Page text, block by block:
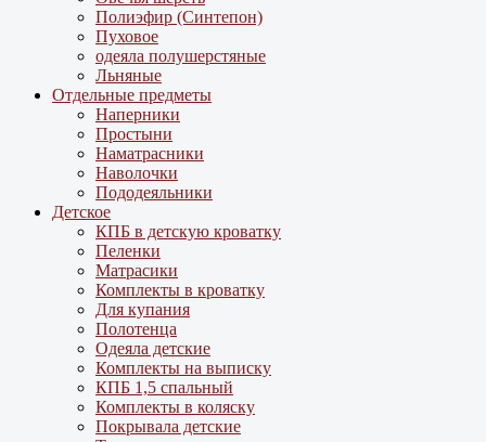
Полиэфир (Синтепон)
Пуховое
одеяла полушерстяные
Льняные
Отдельные предметы
Наперники
Простыни
Наматрасники
Наволочки
Пододеяльники
Детское
КПБ в детскую кроватку
Пеленки
Матрасики
Комплекты в кроватку
Для купания
Полотенца
Одеяла детские
Комплекты на выписку
КПБ 1,5 спальный
Комплекты в коляску
Покрывала детские